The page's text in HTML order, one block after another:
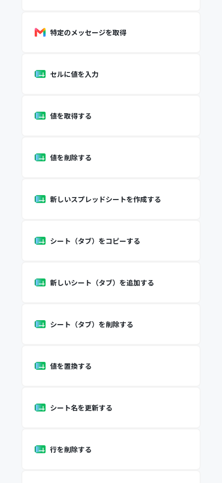
特定のメッセージを取得
セルに値を入力
値を取得する
値を削除する
新しいスプレッドシートを作成する
シート（タブ）をコピーする
新しいシート（タブ）を追加する
シート（タブ）を削除する
値を置換する
シート名を更新する
行を削除する